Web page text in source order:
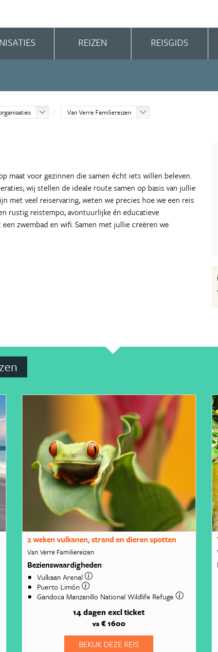
REIZEN REISGIDS
Van Verre Familiereizen
maat voor gezinnen die samen écht iets willen beleven.
wij stellen de ideale route samen op basis van jullie
met veel reiservaring, weten we precies hoe we een reis
rustig reistempo, avontuurlijke én educatieve
zwembad en wifi. Samen met jullie creëren we
2 weken vulkanen, strand en dieren spotten
Van Verre Familiereizen
Bezienswaardigheden
Vulkaan Arenal
Puerto Limón
Gandoca Manzanillo National Wildlife Refuge
14 dagen excl ticket
va€ 1600
BEKIJK DEZE REIS